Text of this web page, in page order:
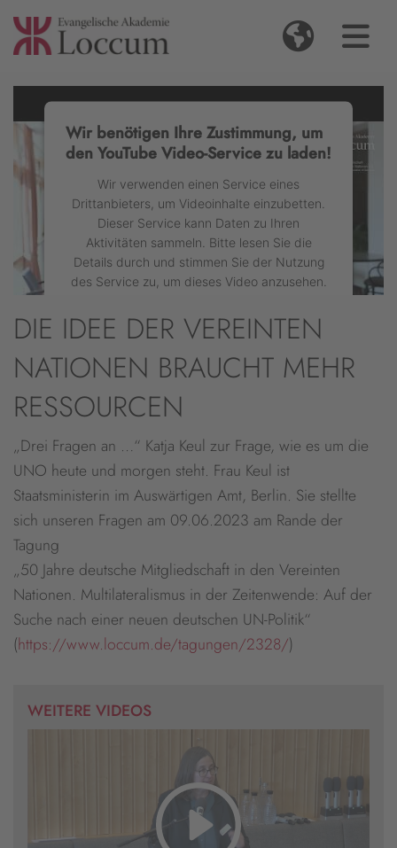
Wir benötigen Ihre Zustimmung, um
den YouTube Video-Service zu laden!
Wir verwenden einen Service eines
Drittanbieters, um Videoinhalte einzubetten.
Dieser Service kann Daten zu Ihren
Aktivitäten sammeln. Bitte lesen Sie die
Details durch und stimmen Sie der Nutzung
des Service zu, um dieses Video anzusehen.
Mehr Informationen
Akzeptieren
powered byUsercentrics Consent
DIE IDEE DER VEREINTEN
NATIONEN BRAUCHT MEHR
RESSOURCEN
„Drei Fragen an …“ Katja Keul zur Frage, wie es um die
UNO heute und morgen steht. Frau Keul ist
Staatsministerin im Auswärtigen Amt, Berlin. Sie stellte
sich unseren Fragen am 09.06.2023 am Rande der
Tagung
„50 Jahre deutsche Mitgliedschaft in den Vereinten
Nationen. Multilateralismus in der Zeitenwende: Auf der
Suche nach einer neuen deutschen UN-Politik“
(https://www.loccum.de/tagungen/2328/)
WEITERE VIDEOS